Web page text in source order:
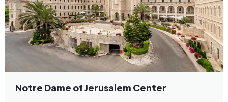
Notre Dame of Jerusalem Center